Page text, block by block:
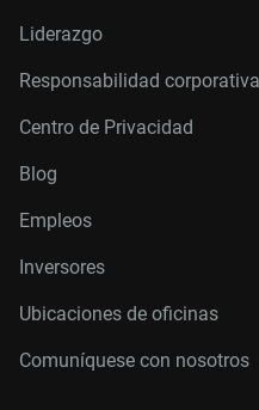
Liderazgo
Responsabilidad corporativa
Centro de Privacidad
Blog
Empleos
Inversores
Ubicaciones de oficinas
Comuníquese con nosotros